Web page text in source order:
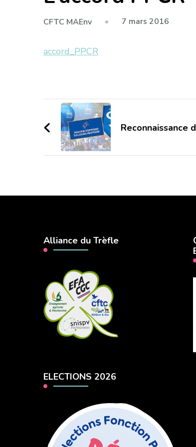
CFTC MAEnv 7 mars 2016
accord_PPCR
Navigation
d'article
Reconnaissance
Alliance du Trèfle
ELECTIONS 2026